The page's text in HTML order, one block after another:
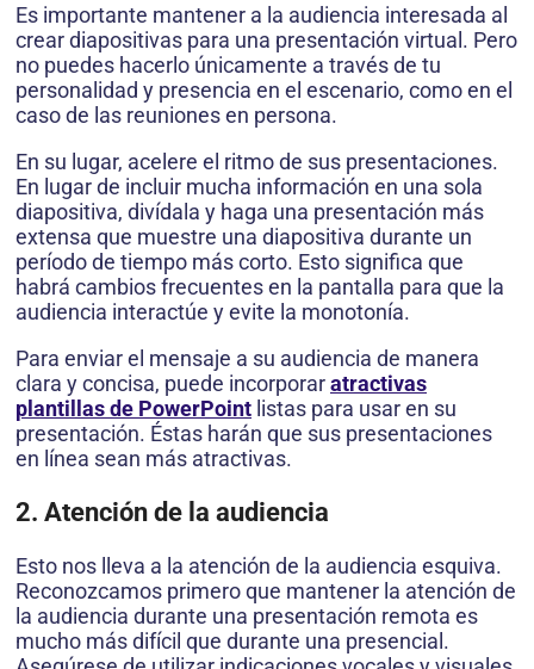
Es importante mantener a la audiencia interesada al
crear diapositivas para una presentación virtual. Pero
no puedes hacerlo únicamente a través de tu
personalidad y presencia en el escenario, como en el
caso de las reuniones en persona.
En su lugar, acelere el ritmo de sus presentaciones.
En lugar de incluir mucha información en una sola
diapositiva, divídala y haga una presentación más
extensa que muestre una diapositiva durante un
período de tiempo más corto. Esto significa que
habrá cambios frecuentes en la pantalla para que la
audiencia interactúe y evite la monotonía.
Para enviar el mensaje a su audiencia de manera
clara y concisa, puede incorporaratractivas
plantillas de PowerPoint listas para usar en su
presentación. Éstas harán que sus presentaciones
en línea sean más atractivas.
2. Atención de la audiencia
Esto nos lleva a la atención de la audiencia esquiva.
Reconozcamos primero que mantener la atención de
la audiencia durante una presentación remota es
mucho más difícil que durante una presencial.